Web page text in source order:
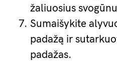
žaliuosius
Sumaišykite
padažą ir
padažas.